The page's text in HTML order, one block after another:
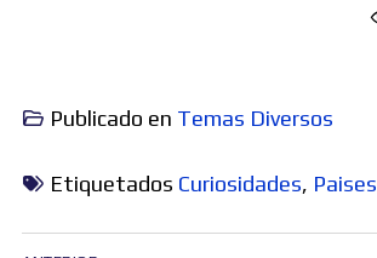
Publicado en Temas Diversos
Etiquetados Curiosidades, Paises